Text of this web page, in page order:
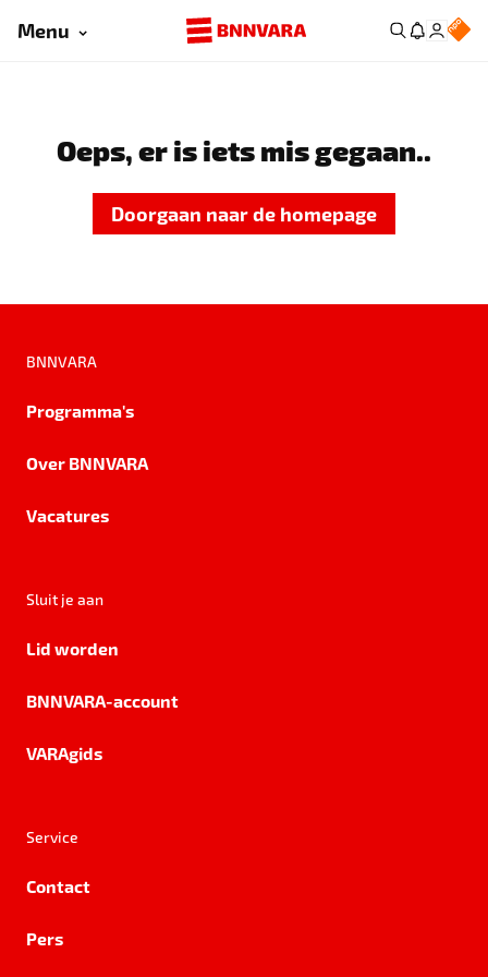
Menu
Oeps, er is iets mis gegaan..
Doorgaan naar de homepage
BNNVARA
Programma's
Over BNNVARA
Vacatures
Sluit je aan
Lid worden
BNNVARA-account
VARAgids
Service
Contact
Pers